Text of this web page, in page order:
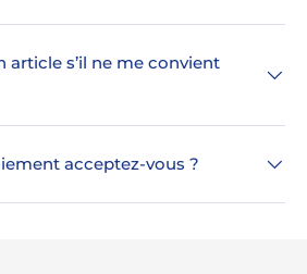
article s’il ne me convient
acceptez-vous ?